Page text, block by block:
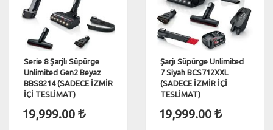
Serie 8 Şarjlı Süpürge
Unlimited Gen2 Beyaz
BBS8214 (SADECE İZMİR
İÇİ TESLİMAT)
19,999.00
Şarjı Süpürge Unlimited
7 Siyah BCS712XXL
(SADECE İZMİR İÇİ
TESLİMAT)
19,999.00